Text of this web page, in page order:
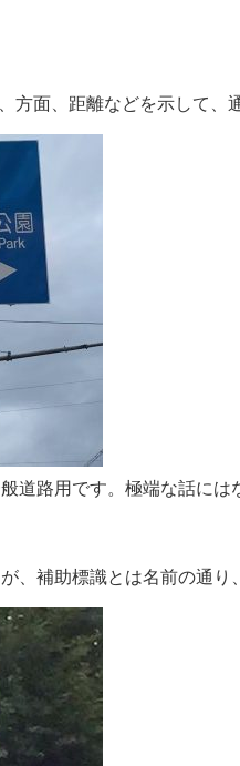
方面、距離などを示して、
道路用です。極端な話に
、補助標識とは名前の通